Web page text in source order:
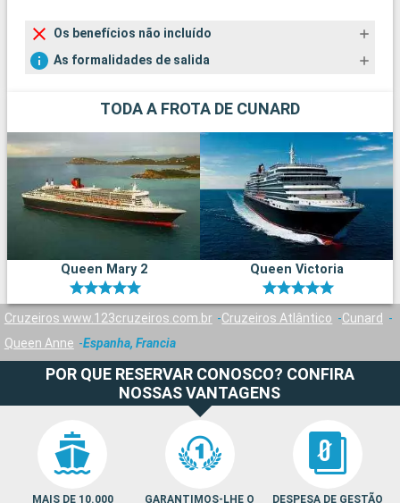
Os benefícios não incluído
As formalidades de salida
TODA A FROTA DE CUNARD
Queen Mary 2 Queen Victoria
Cruzeiros www.123cruzeiros.com.br Cruzeiros Atlântico
Cunard
Queen Anne
Espanha, Francia
POR QUE RESERVAR CONOSCO? CONFIRA
NOSSAS VANTAGENS
MAIS DE 10.000 GARANTIMOS-LHE O DESPESA DE GESTÃO